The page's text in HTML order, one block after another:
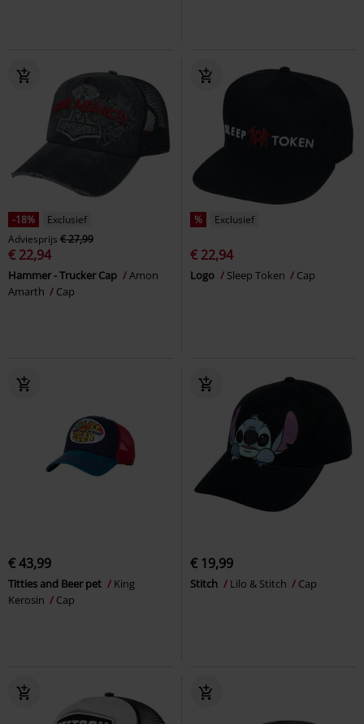
-18%
Exclusief
Adviesprijs € 27,99
€ 22,94
Hammer - Trucker Cap
Amon
Amarth
Cap
% Exclusief
€ 22,94
Logo Sleep Token Cap
€ 43,99
Titties and Beer pet
King
Kerosin
Cap
€ 19,99
Stitch Lilo & Stitch Cap